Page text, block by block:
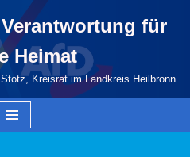
für
Heimat
Kreisrat im Landkreis Heilbronn